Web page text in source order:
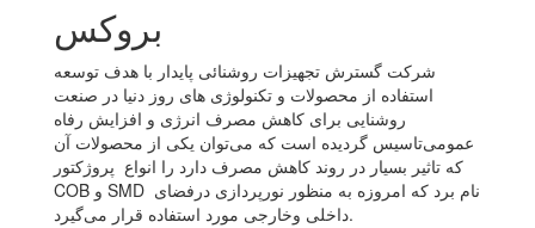
بروکس
شرکت گسترش تجهیزات روشنائی پایدار با هدف توسعه
استفاده از محصولات و تکنولوژی های روز دنیا در صنعت
روشنایی برای کاهش مصرف انرژی و افزایش رفاه
عمومی‌تاسیس گردیده است که می‌توان یکی از محصولات آن
که تاثیر بسیار در روند کاهش مصرف دارد را انواع پروژکتور
COB و SMD نام برد که امروزه به منظور نورپردازی درفضای
داخلی وخارجی مورد استفاده قرار می‌گیرد.